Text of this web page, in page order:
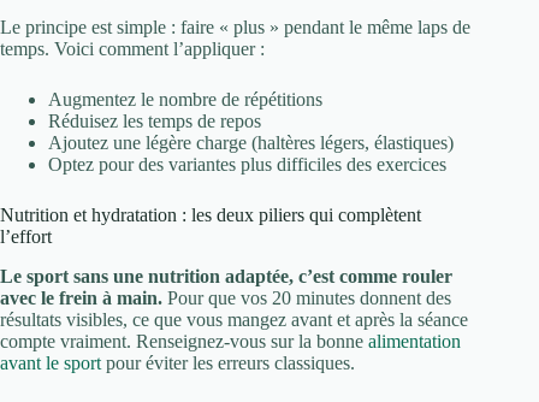
Le principe est simple : faire « plus » pendant le même laps de
temps. Voici comment l’appliquer :
Augmentez le nombre de répétitions
Réduisez les temps de repos
Ajoutez une légère charge (haltères légers, élastiques)
Optez pour des variantes plus difficiles des exercices
Nutrition et hydratation : les deux piliers qui complètent
l’effort
Le sport sans une nutrition adaptée, c’est comme rouler
avec le frein à main. Pour que vos 20 minutes donnent des
résultats visibles, ce que vous mangez avant et après la séance
compte vraiment. Renseignez-vous sur la bonne alimentation
avant le sport pour éviter les erreurs classiques.